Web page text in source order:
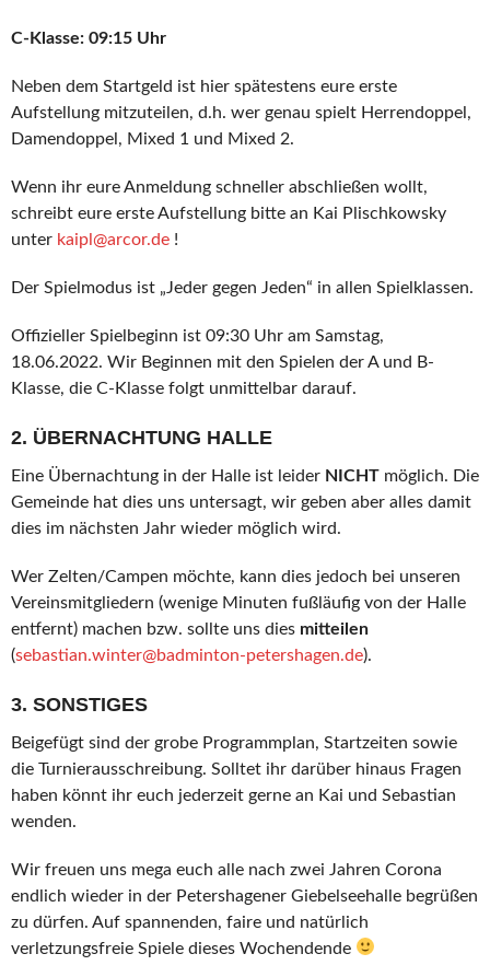
C-Klasse: 09:15 Uhr
Neben dem Startgeld ist hier spätestens eure erste
Aufstellung mitzuteilen, d.h. wer genau spielt Herrendoppel,
Damendoppel, Mixed 1 und Mixed 2.
Wenn ihr eure Anmeldung schneller abschließen wollt,
schreibt eure erste Aufstellung bitte an Kai Plischkowsky
unter kaipl@arcor.de !
Der Spielmodus ist „Jeder gegen Jeden“ in allen Spielklassen.
Offizieller Spielbeginn ist 09:30 Uhr am Samstag,
18.06.2022. Wir Beginnen mit den Spielen der A und B-
Klasse, die C-Klasse folgt unmittelbar darauf.
2. ÜBERNACHTUNG HALLE
Eine Übernachtung in der Halle ist leider NICHT möglich. Die
Gemeinde hat dies uns untersagt, wir geben aber alles damit
dies im nächsten Jahr wieder möglich wird.
Wer Zelten/Campen möchte, kann dies jedoch bei unseren
Vereinsmitgliedern (wenige Minuten fußläufig von der Halle
entfernt) machen bzw. sollte uns dies mitteilen
(sebastian.winter@badminton-petershagen.de).
3. SONSTIGES
Beigefügt sind der grobe Programmplan, Startzeiten sowie
die Turnierausschreibung. Solltet ihr darüber hinaus Fragen
haben könnt ihr euch jederzeit gerne an Kai und Sebastian
wenden.
Wir freuen uns mega euch alle nach zwei Jahren Corona
endlich wieder in der Petershagener Giebelseehalle begrüßen
zu dürfen. Auf spannenden, faire und natürlich
verletzungsfreie Spiele dieses Wochendende